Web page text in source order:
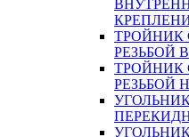
ТРОЙНИК
РЕЗЬБОЙ
ТРОЙНИК
РЕЗЬБОЙ
УГОЛЬНИК